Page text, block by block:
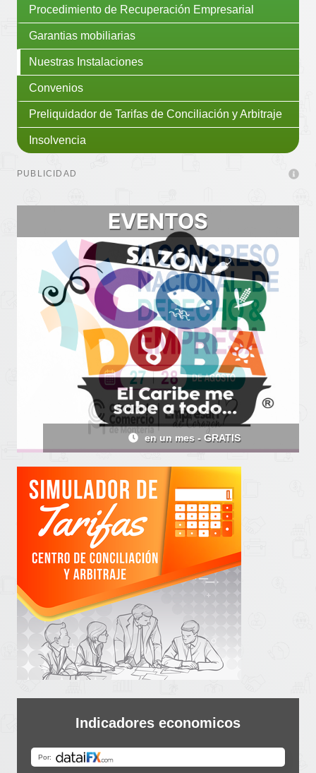
Procedimiento de Recuperación Empresarial
Garantias mobiliarias
Nuestras Instalaciones
Convenios
Preliquidador de Tarifas de Conciliación y Arbitraje
Insolvencia
PUBLICIDAD
EVENTOS
en 19 días - GRATIS
Indicadores economicos